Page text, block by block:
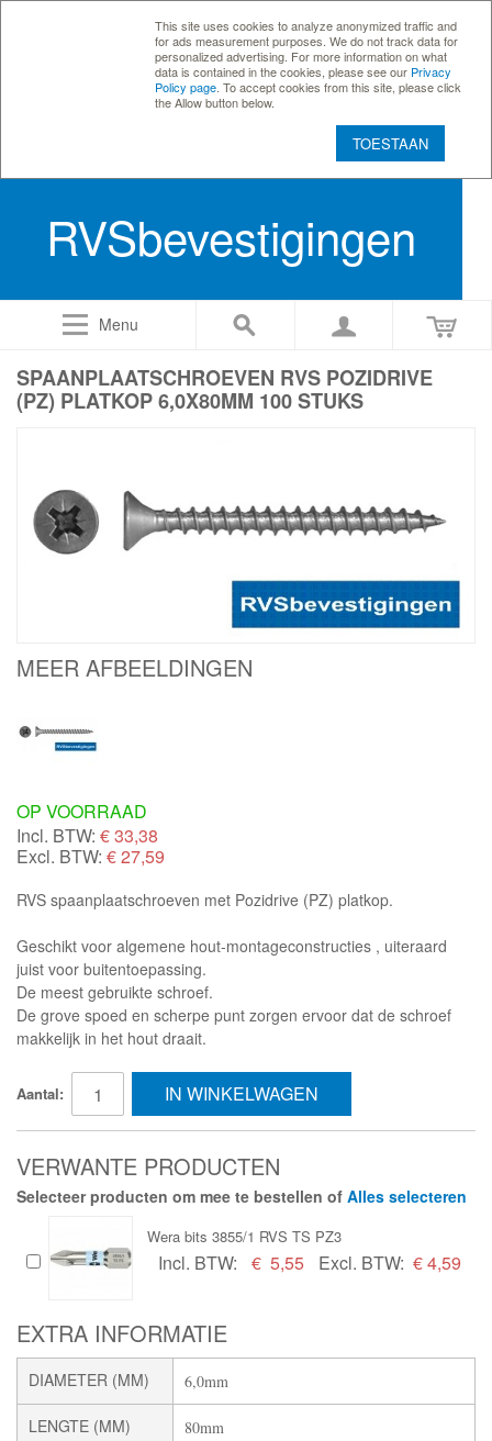
This site uses cookies to analyze anonymized traffic and
for ads measurement purposes. We do not track data for
personalized advertising. For more information on what
data is contained in the cookies, please see our Privacy
Policy page . To accept cookies from this site, please click
the Allow button below.
TOESTAAN
RVSbevestigingen
Menu
SPAANPLAATSCHROEVEN RVS POZIDRIVE
(PZ) PLATKOP 6,0X80MM 100 STUKS
MEER AFBEELDINGEN
OP VOORRAAD
Incl. BTW: €33,38
Excl. BTW: € 27,59
RVS spaanplaatschroeven met Pozidrive (PZ) platkop.
Geschikt voor algemene hout-montageconstructies , uiteraard
juist voor buitentoepassing.
De meest gebruikte schroef.
De grove spoed en scherpe punt zorgen ervoor dat de schroef
makkelijk in het hout draait.
Aantal: IN WINKELWAGEN
VERWANTE PRODUCTEN
Selecteer producten om mee te bestellen of Alles selecteren
Wera bits 3855/1 RVS TS PZ3
Incl. BTW: € 5,55 Excl. BTW: € 4,59
EXTRA INFORMATIE
DIAMETER (MM) 6,0mm
LENGTE (MM) 80mm